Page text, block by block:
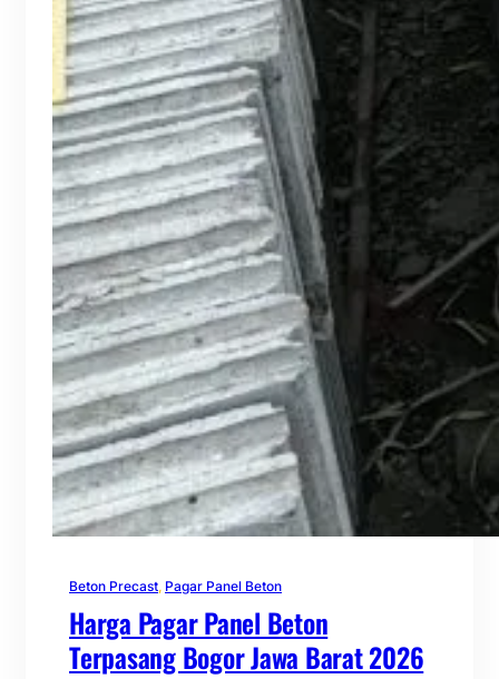
Beton Precast, Pagar Panel Beton
Harga Pagar Panel Beton
Terpasang Bogor Jawa Barat 2026